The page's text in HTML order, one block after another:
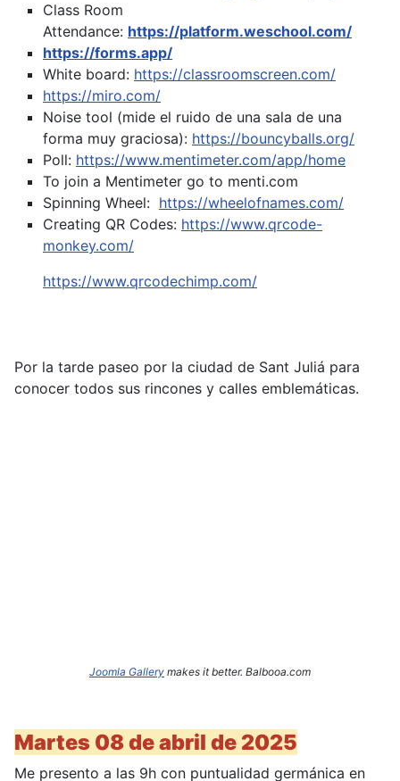
Class Room
Attendance: https://platform.weschool.com/
https://forms.app/
White board: https://classroomscreen.com/
https://miro.com/
Noise tool (mide el ruido de una sala de una
forma muy graciosa): https://bouncyballs.org/
Poll: https://www.mentimeter.com/app/home
To join a Mentimeter go to menti.com
Spinning Wheel: https://wheelofnames.com/
Creating QR Codes: https://www.qrcode-
monkey.com/
https://www.qrcodechimp.com/
Por la tarde paseo por la ciudad de Sant Juliá para
conocer todos sus rincones y calles emblemáticas.
Joomla Gallery makes it better. Balbooa.com
Martes 08 de abril de 2025
Me presento a las 9h con puntualidad germánica en